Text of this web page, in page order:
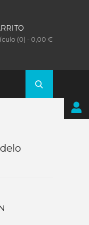
(0) - 0,00 €